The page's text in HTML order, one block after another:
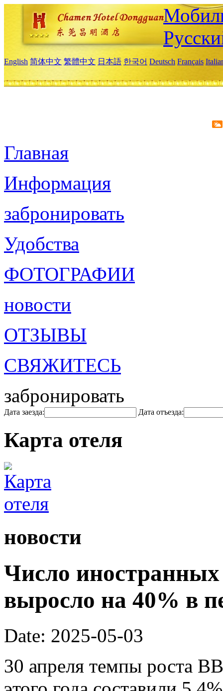
English 简体中文 繁體中文 日本語 한국어 Deutsch Français
Главная
Информация
забронировать
Удобства
ФОТОГРАФИИ
новости
ОТЗЫВЫ
СВЯЖИТЕСЬ
забронировать
Дата заезда: Дата отъезда:
Карта отеля
новости
Число иностранных
выросло на 40% в
Date: 2025-05-03
30 апреля темпы роста